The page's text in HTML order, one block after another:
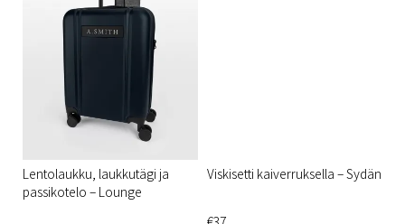
Lentolaukku, laukkutägi ja
passikotelo – Lounge
Viskisetti kaiverruksella – Sydän